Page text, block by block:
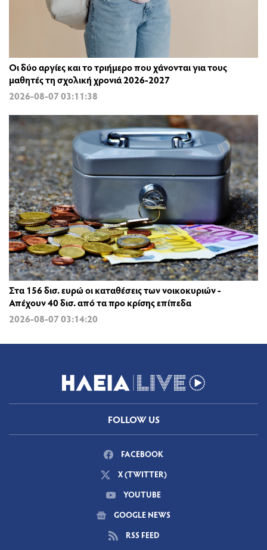
Οι δύο αργίες και το τριήμερο που χάνονται για τους
μαθητές τη σχολική χρονιά 2026-2027
2026-08-07 03:11:38
Στα 156 δισ. ευρώ οι καταθέσεις των νοικοκυριών -
Απέχουν 40 δισ. από τα προ κρίσης επίπεδα
2026-08-07 03:14:20
FOLLOW US
FACEBOOK
X (TWITTER)
YOUTUBE
GOOGLE NEWS
RSS FEED